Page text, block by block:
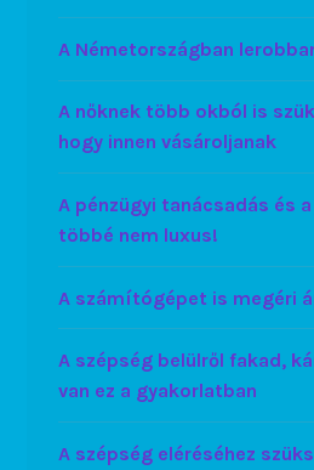
A Németországban
A nőknek több okból is
hogy innen vásároljanak
A pénzügyi tanácsadás és
többé nem luxus!
A számítógépet is megéri
A szépség belülről fakad,
van ez a gyakorlatban
A szépség eléréséhez